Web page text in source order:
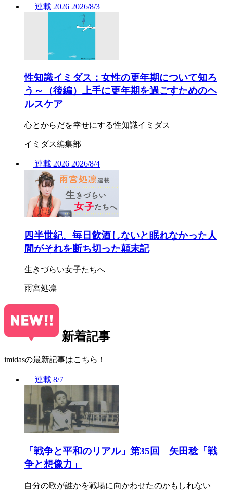
連載 2026 2026/8/3
性知識イミダス：女性の更年期について知ろ
う～（後編）上手に更年期を過ごすためのヘ
ルスケア
心とからだを幸せにする性知識イミダス
イミダス編集部
連載 2026 2026/8/4
四半世紀、毎日飲酒しないと眠れなかった人
間がそれを断ち切った顛末記
生きづらい女子たちへ
雨宮処凛
新着記事
imidasの最新記事はこちら！
連載 8/7
「戦争と平和のリアル」第35回 矢田稔「戦
争と想像力」
自分の歌が誰かを戦場に向かわせたのかもしれない